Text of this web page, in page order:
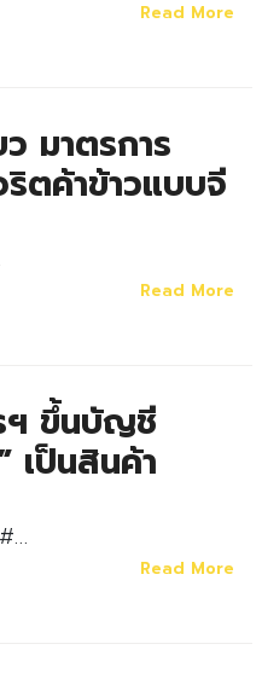
Read More
มาตรการ
ตค้าข้าวแบบจี
Read More
ฯ ขึ้นบัญชี
เป็นสินค้า
Read More